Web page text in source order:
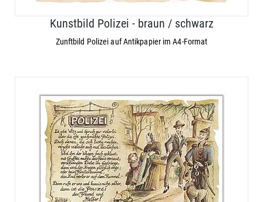
Kunstbild Polizei - braun / schwarz
Zunftbild Polizei auf Antikpapier im A4-Format